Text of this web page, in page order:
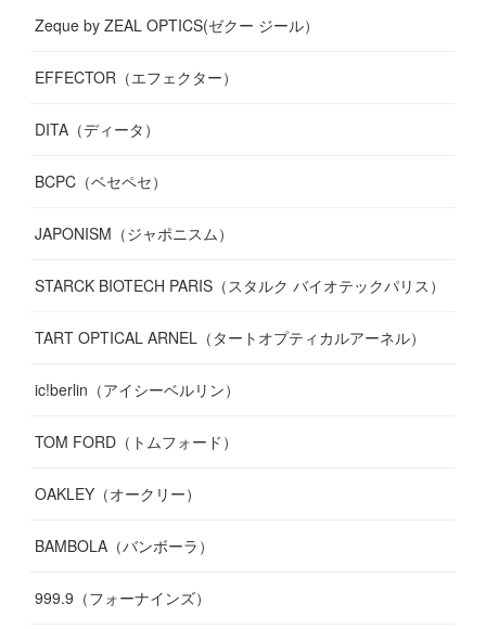
Zeque by ZEAL OPTICS(ゼクー ジール）
EFFECTOR（エフェクター）
DITA（ディータ）
BCPC（ベセペセ）
JAPONISM（ジャポニスム）
STARCK BIOTECH PARIS（スタルク バイオテックパリス）
TART OPTICAL ARNEL（タートオプティカルアーネル）
ic!berlin（アイシーベルリン）
TOM FORD（トムフォード）
OAKLEY（オークリー）
BAMBOLA（バンボーラ）
999.9（フォーナインズ）